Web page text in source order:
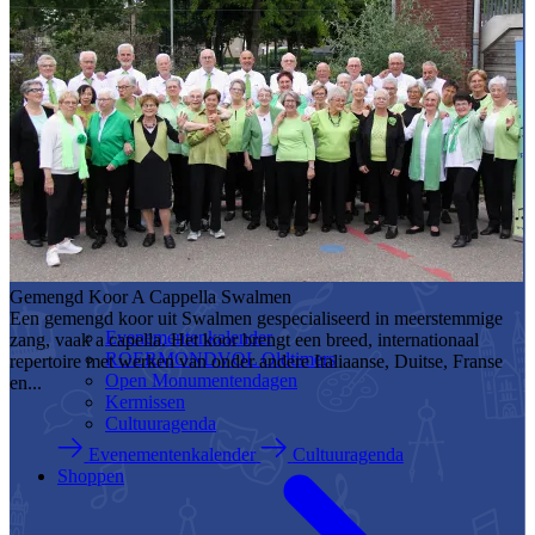
Evenementenkalender
ROERMONDVOL Oldtimers
Open Monumentendagen
Kermissen
Cultuuragenda
Evenementenkalender
Cultuuragenda
Shoppen
Gemengd Koor A Cappella Swalmen
Een gemengd koor uit Swalmen gespecialiseerd in meerstemmige
zang, vaak a capella. Het koor brengt een breed, internationaal
repertoire met werken van onder andere Italiaanse, Duitse, Franse
en...